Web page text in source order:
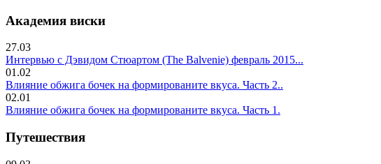
Академия виски
27.03
Интервью с Дэвидом Стюартом (The Balvenie) февраль 2015...
01.02
Влияние обжига бочек на формированите вкуса. Часть 2..
02.01
Влияние обжига бочек на формированите вкуса. Часть 1.
Путешествия